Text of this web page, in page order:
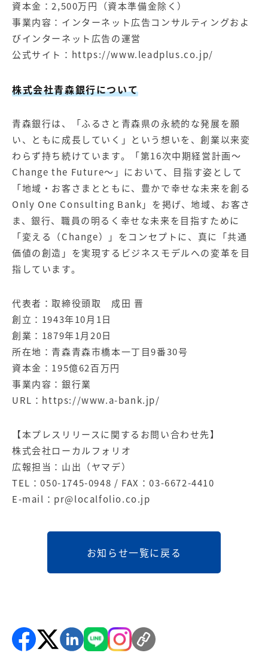
資本金：2,500万円（資本準備金除く）
事業内容：インターネット広告コンサルティングおよ
びインターネット広告の運営
公式サイト： https://www.leadplus.co.jp/
株式会社青森銀行について
青森銀行は、「ふるさと青森県の永続的な発展を願
い、ともに成長していく」という想いを、創業以来変
わらず持ち続けています。「第16次中期経営計画～
Change the Future～」において、目指す姿として
「地域・お客さまとともに、豊かで幸せな未来を創る
Only One Consulting Bank」を掲げ、地域、お客さ
ま、銀行、職員の明るく幸せな未来を目指すために
「変える（Change）」をコンセプトに、真に「共通
価値の創造」を実現するビジネスモデルへの変革を目
指しています。
代表者：取締役頭取 成田 晋
創立：1943年10月1日
創業：1879年1月20日
所在地：青森青森市橋本一丁目9番30号
資本金：195億62百万円
事業内容：銀行業
URL： https://www.a-bank.jp/
【本プレスリリースに関するお問い合わせ先】
株式会社ローカルフォリオ
広報担当：山出（ヤマデ）
TEL：050-1745-0948 / FAX：03-6672-4410
E-mail： pr@localfolio.co.jp
お知らせ一覧に戻る